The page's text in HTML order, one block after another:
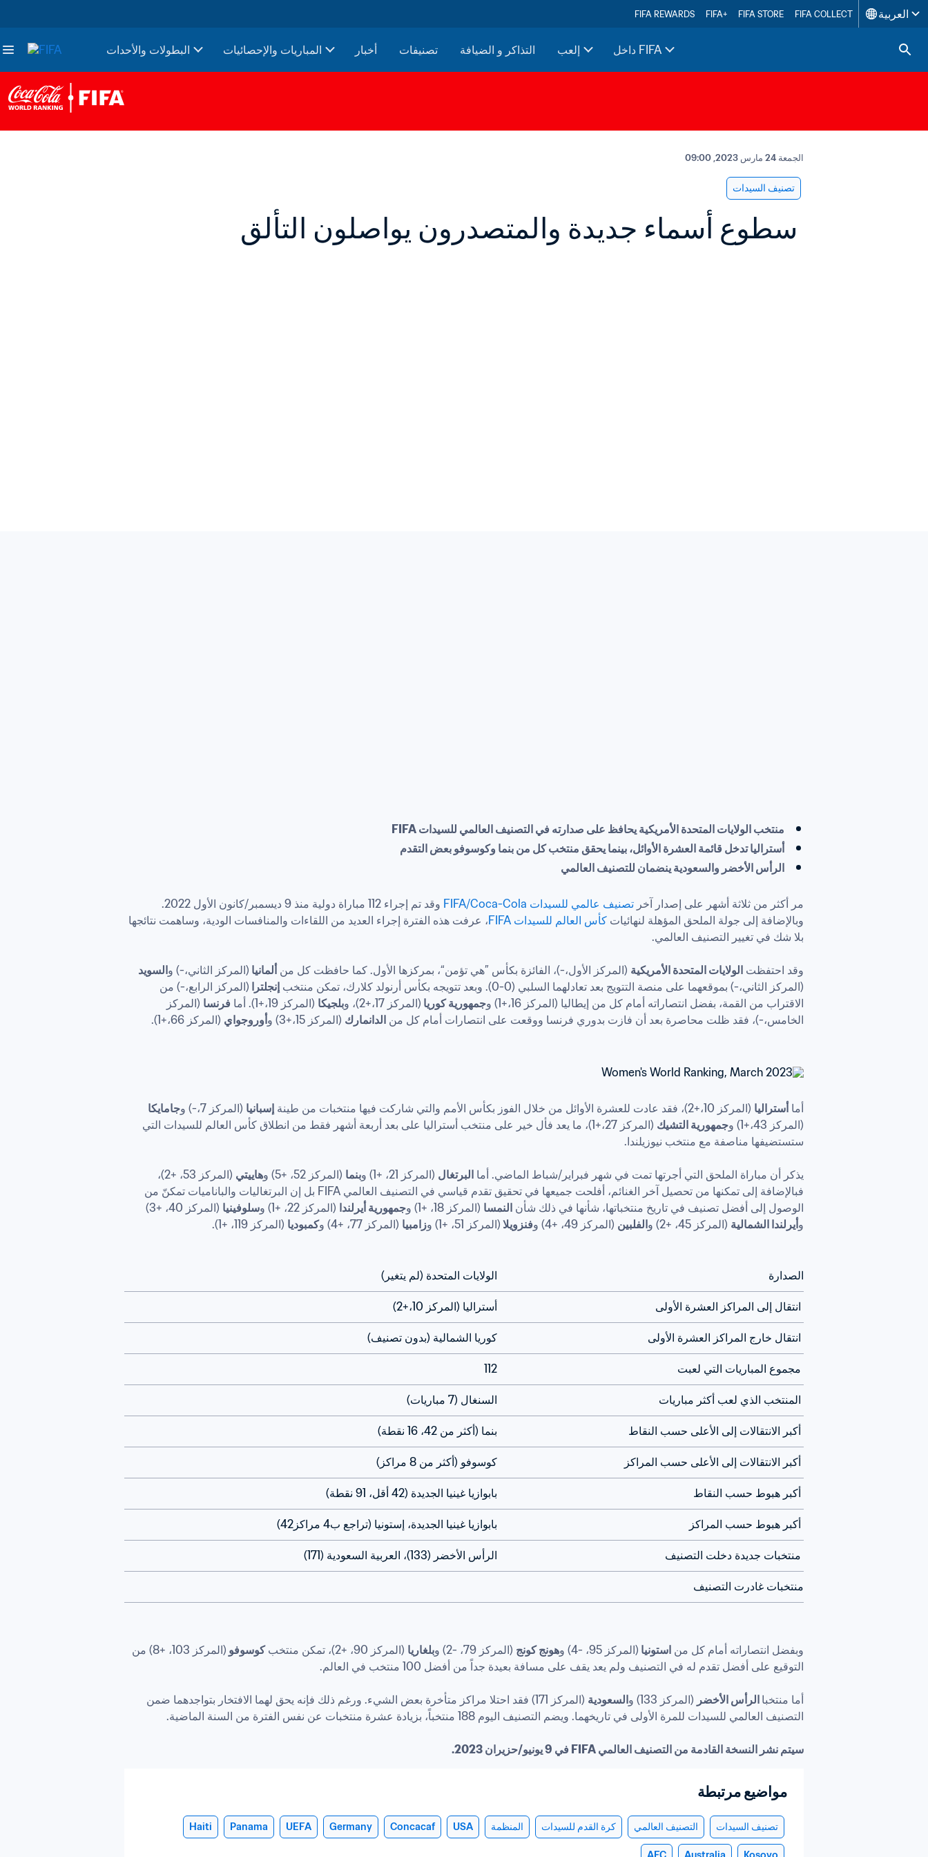
FIFA REWARDS FIFA+ FIFA STORE FIFA COLLECT العربية
البطولات والأحدات المباريات والإحصائيات أخبار تصنيفات التذاكر و الضيافة إلعب داخل FIFA
الجمعة 24 مارس 2023, 09:00
تصنيف السيدات
منتخب الولايات المتحدة الأمريكية يحافظ على صدارته في التصنيف العالمي للسيدات FIFA
أستراليا تدخل قائمة العشرة الأوائل، بينما يحقق منتخب كل من بنما وكوسوفو بعض التقدم
مر أكثر من ثلاثة أشهر على إصدار آخر تصنيف عالمي للسيدات FIFA/Coca-Cola
وبالإضافة إلى جولة الملحق المؤهلة لنهائيات كأس العالم للسيدات FIFA
وقد احتفظت الولايات المتحدة الأمريكية (المركز الأول،-)، الفائزة بكأس ”هي تؤمن“، بمركزها الأول. كما حافظت كل من ألمانيا (المركز الثاني،-) والسويد
(المركز الثاني،-) بموقعهما على منصة التتويج بعد تعادلهما السلبي (0-0). وبعد تتويجه بكأس أرنولد كلارك، تمكن منتخب
إنجلترا
الاقتراب من القمة، بفضل انتصاراته أمام كل من إيطاليا (المركز 16،+1) و
جمهورية كوريا (المركز 17،+2)، و بلجيكا (المركز 19،+1). أما فرنسا
الخامس،-)، فقد ظلت محاصرة بعد أن فازت بدوري فرنسا ووقعت على انتصارات أمام كل من الدانمارك (المركز 15،+3) و أوروجواي
أما أستراليا (المركز 10،+2)، فقد عادت للعشرة الأوائل من خلال الفوز بكأس الأمم والتي شاركت فيها منتخبات من طينة إسبانيا (المركز 7،-) و
جامايكا
(المركز 43،+1) و
جمهورية التشيك
يذكر أن مباراة الملحق التي أجرتها تمت في شهر فبراير/شباط الماضي. أما البرتغال (المركز 21، +1) و بنما (المركز 52، +5) و هاييتي
الوصول إلى أفضل تصنيف في تاريخ منتخباتها، شأنها في ذلك شأن النمسا (المركز 18، +1) و جمهورية أيرلندا (المركز 22، +1) و سلوفينيا
وأيرلندا الشمالية (المركز 45، +2) و الفلبين (المركز 49، +4) و فنزويلا (المركز 51، +1) و زامبيا (المركز 77، +4) و كمبوديا
الصدارة الولايات المتحدة (لم يتغير)
أستراليا (المركز 10،+2)
كوريا الشمالية (بدون تصنيف)
112
السنغال (7 مباريات)
بنما (أكثر من 42، 16 نقطة)
كوسوفو (أكثر من 8 مراكز)
بابوازيا غينيا الجديدة (42 أقل، 91 نقطة)
بابوازيا غينيا الجديدة، إستونيا (تراجع ب4 مراكز42)
الرأس الأخضر (133)، العربية السعودية (171)
منتخبات غادرت التصنيف
وبفضل انتصاراته أمام كل من استونيا (المركز 95، -4) و هونج كونج (المركز 79، -2) و بلغاريا (المركز 90، +2)، تمكن منتخب كوسوفو
أما منتخبا الرأس الأخضر (المركز 133) و السعودية
سيتم نشر النسخة القادمة من التصنيف العالمي FIFA في 9 يونيو/حزيران 2023.
مواضيع مرتبطة
تصنيف السيدات التصنيف العالمي كرة القدم للسيدات المنظمة USA
Concacaf
Germany
UEFA
Panama
Haiti